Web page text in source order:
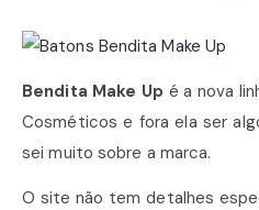
Bendita Make Up é a nova
Cosméticos e fora ela ser
sei muito sobre a marca.
O site não tem detalhes